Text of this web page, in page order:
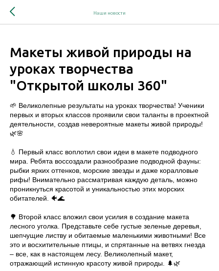
Наши новости
Макеты живой природы на
уроках творчества
"Открытой школы 360"
🌱 Великолепные результаты на уроках творчества! Ученики
первых и вторых классов проявили свои таланты в проектной
деятельности, создав невероятные макеты живой природы!
🌿🌸
💧 Первый класс воплотил свои идеи в макете подводного
мира. Ребята воссоздали разнообразие подводной фауны:
рыбки ярких оттенков, морские звезды и даже коралловые
рифы! Внимательно рассматривая каждую деталь, можно
проникнуться красотой и уникальностью этих морских
обитателей. 🐠🌊
🌳 Второй класс вложил свои усилия в создание макета
лесного уголка. Представьте себе густые зеленые деревья,
шепчущие листву и обитаемые маленькими животными! Все
это и восхитительные птицы, и спрятанные на ветвях гнезда
– все, как в настоящем лесу. Великолепный макет,
отражающий истинную красоту живой природы. 🌲🌿